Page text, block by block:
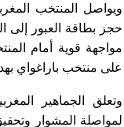
ويواصل المنتخب
حجز بطاقة العبور إلى
مواجهة قوية أمام
على منتخب باراغواي
وتعلق الجماهير
لمواصلة المشوار